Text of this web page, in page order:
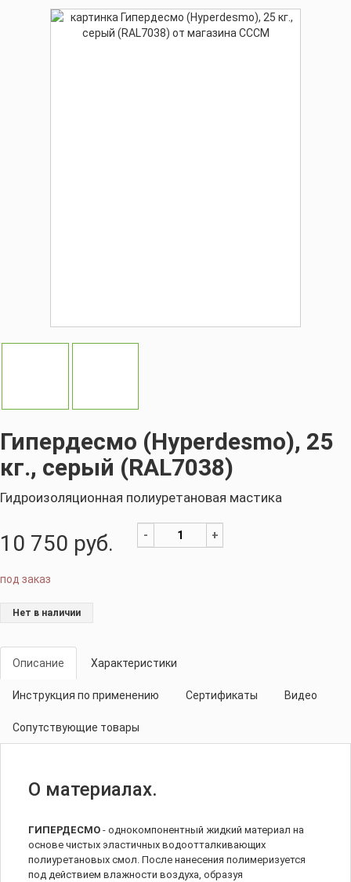
Гипердесмо (Hyperdesmo), 25
кг., серый (RAL7038)
Гидроизоляционная полиуретановая мастика
10 750 руб. - +
под заказ
Нет в наличии
Описание Характеристики
Инструкция по применению Сертификаты Видео
Сопутствующие товары
О материалах.
ГИПЕРДЕСМО - однокомпонентный жидкий материал на
основе чистых эластичных водоотталкивающих
полиуретановых смол. После нанесения полимеризуется
под действием влажности воздуха, образуя